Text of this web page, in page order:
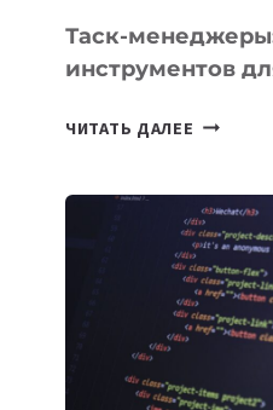
Таск-
инструментов
ЧИТАТЬ ДАЛЕЕ ТАСК-
ДЛЯ
РАБОТЫ